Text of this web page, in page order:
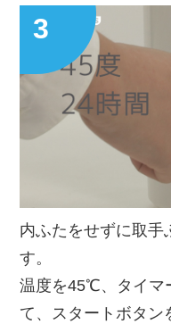
内ふたをせずに取手
す。
温度を45℃、タイマ
て、スタートボタン